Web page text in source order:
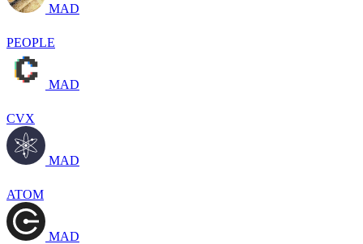
MAD
PEOPLE
MAD
CVX
MAD
ATOM
MAD